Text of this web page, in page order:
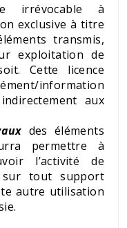
irrévocable à
exclusive à titre
transmis,
exploitation de
Cette licence
information
aux
des éléments
permettre à
l’activité de
sur tout support
autre utilisation